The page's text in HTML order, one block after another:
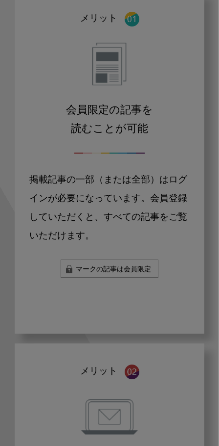
メリット
会員限定の記事を
読むことが可能
掲載記事の一部（または全部）はログ
インが必要になっています。会員登録
していただくと、すべての記事をご覧
いただけます。
マークの記事は会員限定
メリット